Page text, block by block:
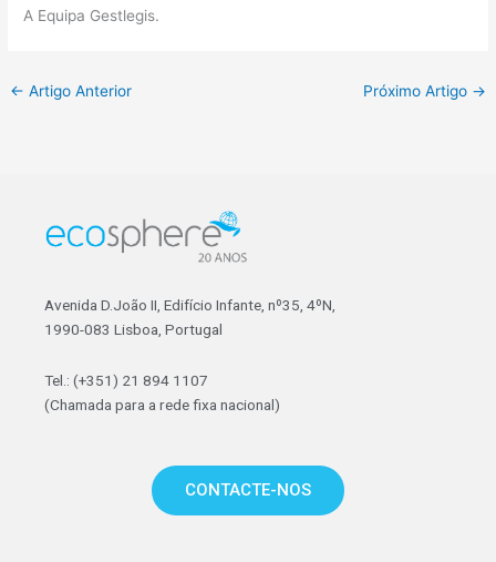
A Equipa Gestlegis.
← Artigo Anterior Próximo Artigo →
Avenida D.João II, Edifício Infante, nº35, 4ºN,
1990-083 Lisboa, Portugal
Tel.: (+351) 21 894 1107
(Chamada para a rede fixa nacional)
CONTACTE-NOS